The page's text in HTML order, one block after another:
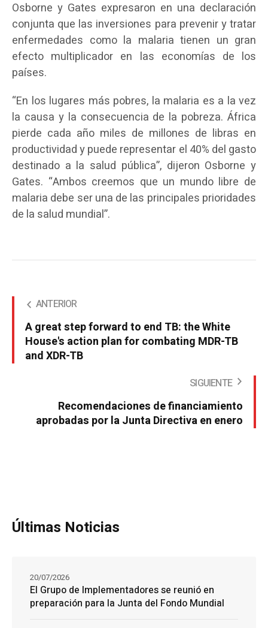
Osborne y Gates expresaron en una declaración
conjunta que las inversiones para prevenir y tratar
enfermedades como la malaria tienen un gran
efecto multiplicador en las economías de los
países.
“En los lugares más pobres, la malaria es a la vez
la causa y la consecuencia de la pobreza. África
pierde cada año miles de millones de libras en
productividad y puede representar el 40% del gasto
destinado a la salud pública”, dijeron Osborne y
Gates. “Ambos creemos que un mundo libre de
malaria debe ser una de las principales prioridades
de la salud mundial”.
ANTERIOR
A great step forward to end TB: the White
House's action plan for combating MDR-TB
and XDR-TB
SIGUIENTE
Recomendaciones de financiamiento
aprobadas por la Junta Directiva en enero
Últimas Noticias
El Grupo de Implementadores se reunió en
preparación para la Junta del Fondo Mundial
20/07/2026